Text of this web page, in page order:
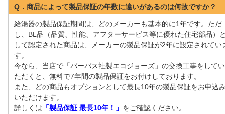
Q．商品によって製品保証の年数に違いがあるのは何故ですか？
給湯器の製品保証期間は、どのメーカーも基本的に1年です。ただ
し、BL品（品質、性能、アフターサービス等に優れた住宅部品）
して認定された商品は、メーカーの製品保証が2年に設定されてい
す。
今なら、当店で「パーパス社製エコジョーズ」の交換工事をしてい
ただくと、無料で7年間の製品保証をお付けしております。
また、どの商品もオプションとして最長10年の製品保証をお申込
いただけます。
詳しくは 「製品保証 最長10年！」 をご確認ください。